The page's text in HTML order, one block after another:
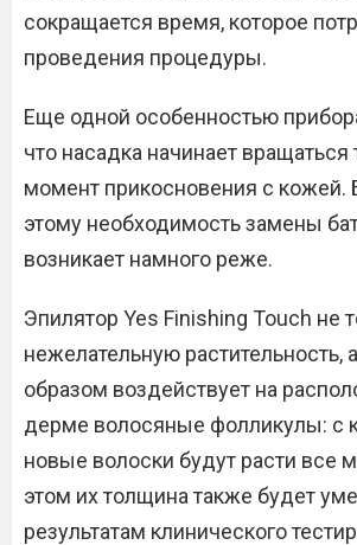
сокращается время, которое
проведения процедуры.
Еще одной особенностью
что насадка начинает вращаться
момент прикосновения с кожей.
этому необходимость замены
возникает намного реже.
Эпилятор Yes Finishing Touch не
нежелательную растительность,
образом воздействует на
дерме волосяные фолликулы: с
новые волоски будут расти все
этом их толщина также будет
результатам клинического